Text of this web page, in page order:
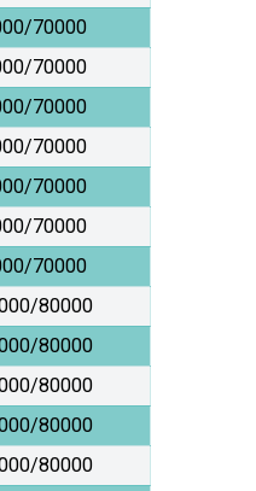
70000
70000
70000
70000
70000
70000
70000
80000
80000
80000
80000
80000